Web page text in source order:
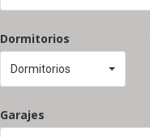
Dormitorios
Dormitorios
Garajes